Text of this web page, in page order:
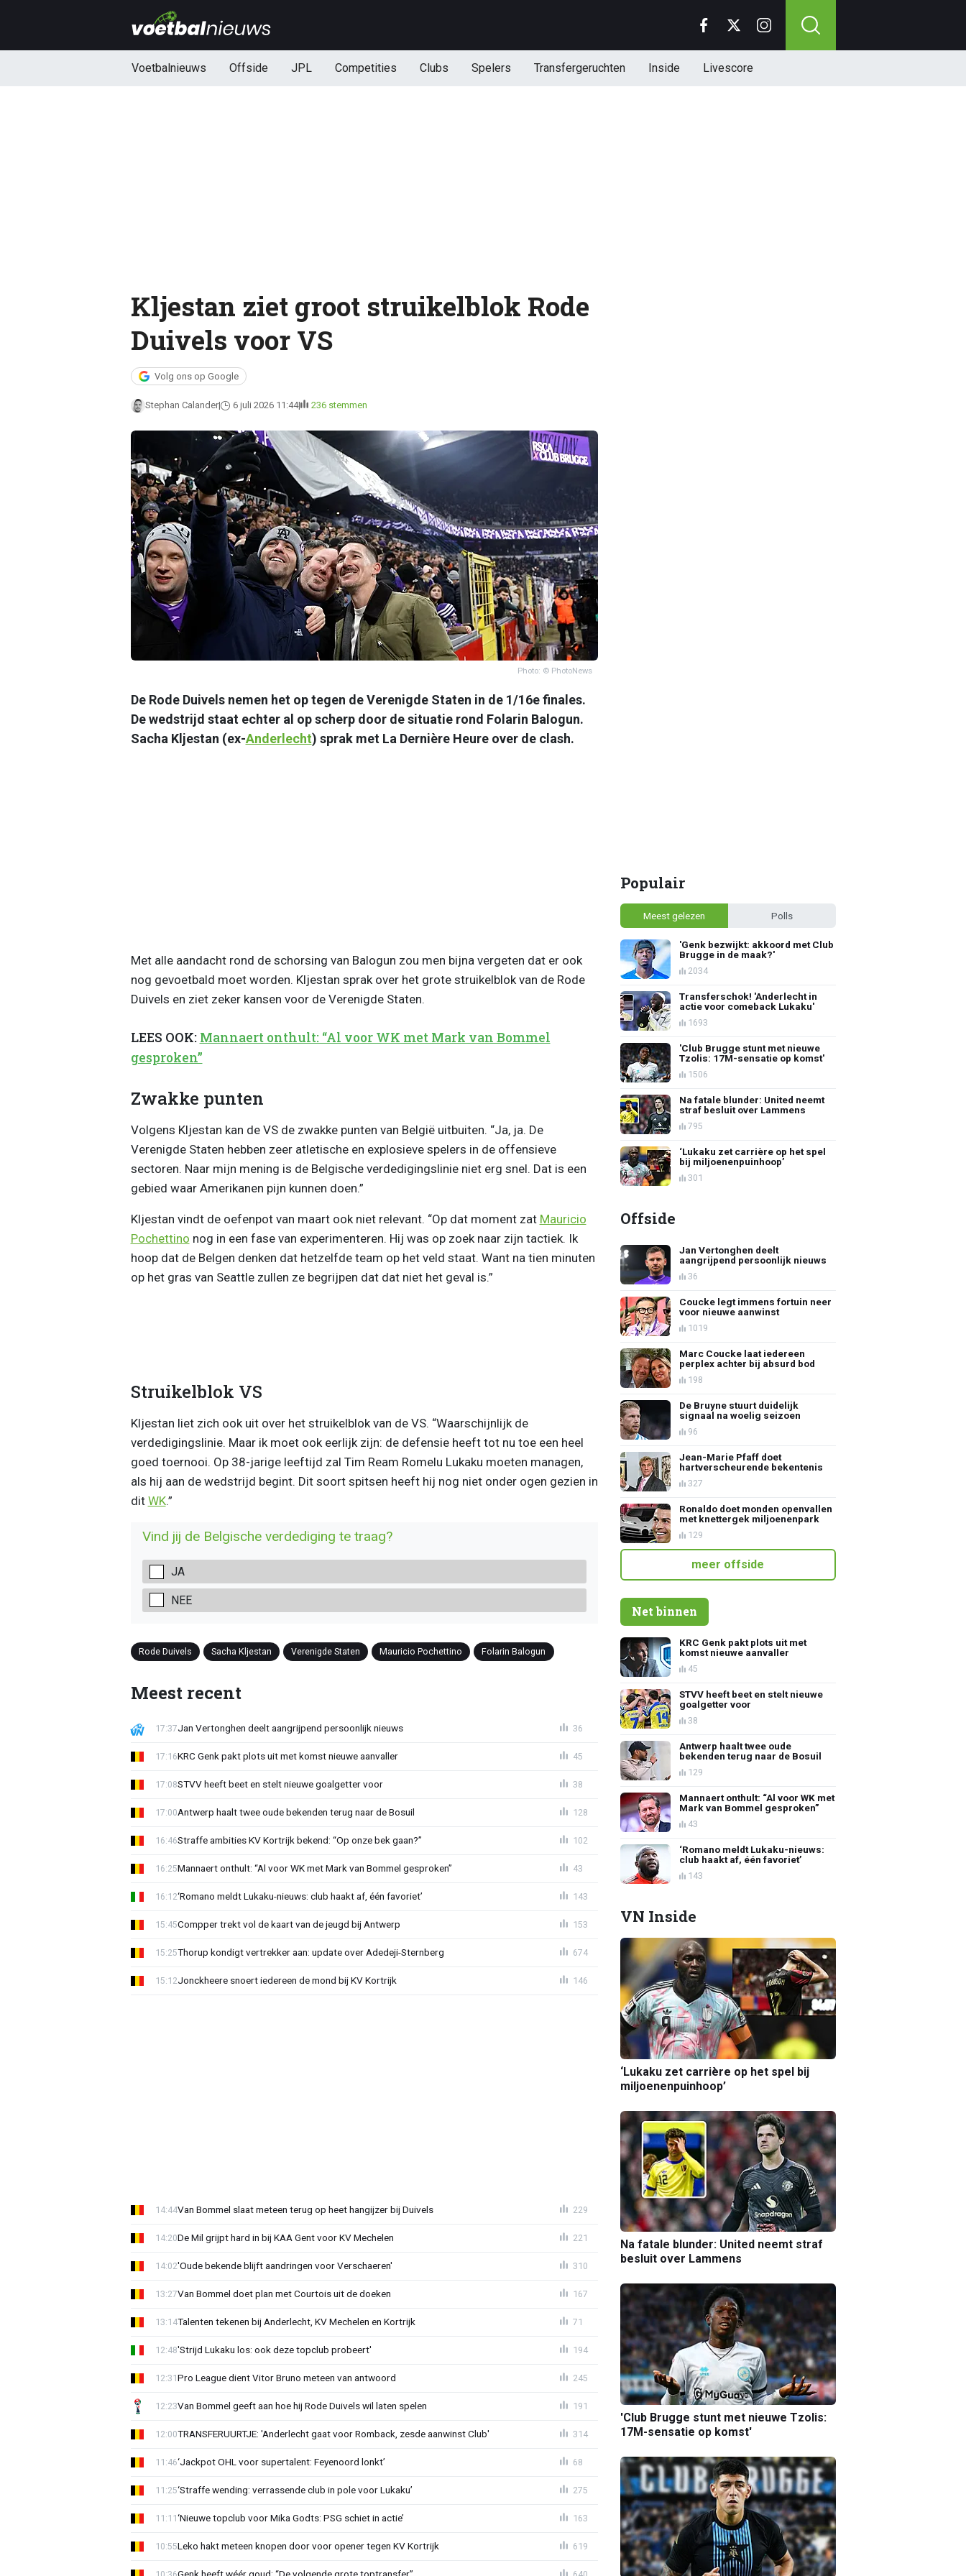
Voetbalnieuws Offside JPL Competities Clubs Spelers Transfergeruchten Inside Livescore
Kljestan ziet groot struikelblok Rode
Duivels voor VS
Volg ons op Google
Stephan Calander 6 juli 2026 11:44 236 stemmen
Photo: © PhotoNews
De Rode Duivels nemen het op tegen de Verenigde Staten in de 1/16e finales.
De wedstrijd staat echter al op scherp door de situatie rond Folarin Balogun.
Sacha Kljestan (ex-Anderlecht) sprak met La Dernière Heure over de clash.
Met alle aandacht rond de schorsing van Balogun zou men bijna vergeten dat er ook
nog gevoetbald moet worden. Kljestan sprak over het grote struikelblok van de Rode
Duivels en ziet zeker kansen voor de Verenigde Staten.
LEES OOK: Mannaert onthult: “Al voor WK met Mark van Bommel
gesproken”
Zwakke punten
Volgens Kljestan kan de VS de zwakke punten van België uitbuiten. “Ja, ja. De
Verenigde Staten hebben zeer atletische en explosieve spelers in de offensieve
sectoren. Naar mijn mening is de Belgische verdedigingslinie niet erg snel. Dat is een
gebied waar Amerikanen pijn kunnen doen.”
Kljestan vindt de oefenpot van maart ook niet relevant. “Op dat moment zat Mauricio
Pochettino nog in een fase van experimenteren. Hij was op zoek naar zijn tactiek. Ik
hoop dat de Belgen denken dat hetzelfde team op het veld staat. Want na tien minuten
op het gras van Seattle zullen ze begrijpen dat dat niet het geval is.”
Struikelblok VS
Kljestan liet zich ook uit over het struikelblok van de VS. “Waarschijnlijk de
verdedigingslinie. Maar ik moet ook eerlijk zijn: de defensie heeft tot nu toe een heel
goed toernooi. Op 38-jarige leeftijd zal Tim Ream Romelu Lukaku moeten managen,
als hij aan de wedstrijd begint. Dit soort spitsen heeft hij nog niet onder ogen gezien in
dit WK.”
Vind jij de Belgische verdediging te traag?
JA
NEE
Rode Duivels Sacha Kljestan Verenigde Staten Mauricio Pochettino Folarin Balogun
Meest recent
Jan Vertonghen deelt aangrijpend persoonlijk nieuws
17:37 36
KRC Genk pakt plots uit met komst nieuwe aanvaller
17:16 45
STVV heeft beet en stelt nieuwe goalgetter voor
17:08 38
Antwerp haalt twee oude bekenden terug naar de Bosuil
17:00 128
Straffe ambities KV Kortrijk bekend: “Op onze bek gaan?”
16:46 102
Mannaert onthult: “Al voor WK met Mark van Bommel gesproken”
16:25 43
‘Romano meldt Lukaku-nieuws: club haakt af, één favoriet’
16:12 143
Compper trekt vol de kaart van de jeugd bij Antwerp
15:45 153
Thorup kondigt vertrekker aan: update over Adedeji-Sternberg
15:25 674
Jonckheere snoert iedereen de mond bij KV Kortrijk
15:12 146
Van Bommel slaat meteen terug op heet hangijzer bij Duivels
14:44 229
De Mil grijpt hard in bij KAA Gent voor KV Mechelen
14:20 221
'Oude bekende blijft aandringen voor Verschaeren'
14:02 310
Van Bommel doet plan met Courtois uit de doeken
13:27 167
Talenten tekenen bij Anderlecht, KV Mechelen en Kortrijk
13:14 71
'Strijd Lukaku los: ook deze topclub probeert'
12:48 194
Pro League dient Vitor Bruno meteen van antwoord
12:31 245
Van Bommel geeft aan hoe hij Rode Duivels wil laten spelen
12:23 191
TRANSFERUURTJE: 'Anderlecht gaat voor Romback, zesde aanwinst Club'
12:00 314
‘Jackpot OHL voor supertalent: Feyenoord lonkt’
11:46 68
‘Straffe wending: verrassende club in pole voor Lukaku’
11:25 275
‘Nieuwe topclub voor Mika Godts: PSG schiet in actie’
11:11 163
Leko hakt meteen knopen door voor opener tegen KV Kortrijk
10:55 619
Populair
Meest gelezen Polls
'Genk bezwijkt: akkoord met Club
Brugge in de maak?'
2034
Transferschok! 'Anderlecht in
actie voor comeback Lukaku'
1693
'Club Brugge stunt met nieuwe
Tzolis: 17M-sensatie op komst'
1506
Na fatale blunder: United neemt
straf besluit over Lammens
795
‘Lukaku zet carrière op het spel
bij miljoenenpuinhoop’
301
Offside
Jan Vertonghen deelt
aangrijpend persoonlijk nieuws
36
Coucke legt immens fortuin neer
voor nieuwe aanwinst
1019
Marc Coucke laat iedereen
perplex achter bij absurd bod
198
De Bruyne stuurt duidelijk
signaal na woelig seizoen
96
Jean-Marie Pfaff doet
hartverscheurende bekentenis
327
Ronaldo doet monden openvallen
met knettergek miljoenenpark
129
meer offside
Net binnen
KRC Genk pakt plots uit met
komst nieuwe aanvaller
45
STVV heeft beet en stelt nieuwe
goalgetter voor
38
Antwerp haalt twee oude
bekenden terug naar de Bosuil
129
Mannaert onthult: “Al voor WK met
Mark van Bommel gesproken”
43
‘Romano meldt Lukaku-nieuws:
club haakt af, één favoriet’
143
VN Inside
‘Lukaku zet carrière op het spel bij
miljoenenpuinhoop’
Na fatale blunder: United neemt straf
besluit over Lammens
'Club Brugge stunt met nieuwe Tzolis:
17M-sensatie op komst'